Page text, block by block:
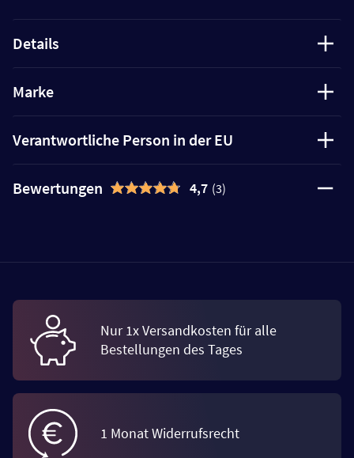
Details
Marke
Verantwortliche Person in der EU
Bewertungen 4,7 (3)
Nur 1x Versandkosten für alle
Bestellungen des Tages
1 Monat Widerrufsrecht